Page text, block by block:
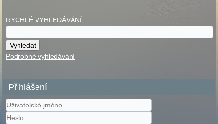
RYCHLÉ VYHLEDÁVÁNÍ
Podrobné vyhledávání
Přihlášení
Uživatelské